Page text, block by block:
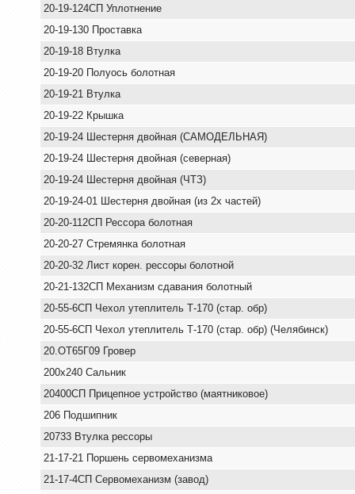
20-19-124СП Уплотнение
20-19-130 Проставка
20-19-18 Втулка
20-19-20 Полуось болотная
20-19-21 Втулка
20-19-22 Крышка
20-19-24 Шестерня двойная (САМОДЕЛЬНАЯ)
20-19-24 Шестерня двойная (северная)
20-19-24 Шестерня двойная (ЧТЗ)
20-19-24-01 Шестерня двойная (из 2х частей)
20-20-112СП Рессора болотная
20-20-27 Стремянка болотная
20-20-32 Лист корен. рессоры болотной
20-21-132СП Механизм сдавания болотный
20-55-6СП Чехол утеплитель Т-170 (стар. обр)
20-55-6СП Чехол утеплитель Т-170 (стар. обр) (Челябинск)
20.ОТ65Г09 Гровер
200х240 Сальник
20400СП Прицепное устройство (маятниковое)
206 Подшипник
20733 Втулка рессоры
21-17-21 Поршень сервомеханизма
21-17-4СП Сервомеханизм (завод)